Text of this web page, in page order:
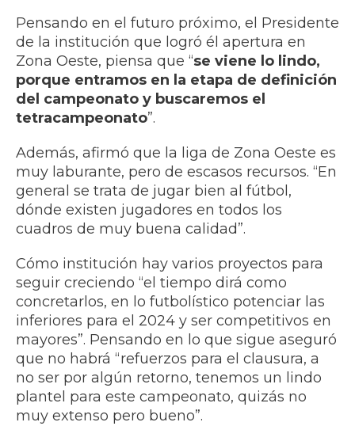
Pensando en el futuro próximo, el Presidente
de la institución que logró él apertura en
Zona Oeste, piensa que “se viene lo lindo,
porque entramos en la etapa de definición
del campeonato y buscaremos el
tetracampeonato”.
Además, afirmó que la liga de Zona Oeste es
muy laburante, pero de escasos recursos. “En
general se trata de jugar bien al fútbol,
dónde existen jugadores en todos los
cuadros de muy buena calidad”.
Cómo institución hay varios proyectos para
seguir creciendo “el tiempo dirá como
concretarlos, en lo futbolístico potenciar las
inferiores para el 2024 y ser competitivos en
mayores”. Pensando en lo que sigue aseguró
que no habrá “refuerzos para el clausura, a
no ser por algún retorno, tenemos un lindo
plantel para este campeonato, quizás no
muy extenso pero bueno”.